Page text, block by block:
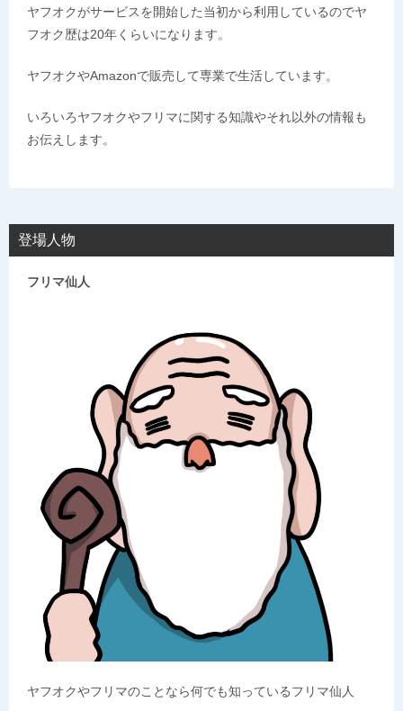
ヤフオクがサービスを開始した当初から利用しているのでヤ
フオク歴は20年くらいになります。
ヤフオクやAmazonで販売して専業で生活しています。
いろいろヤフオクやフリマに関する知識やそれ以外の情報も
お伝えします。
登場人物
フリマ仙人
ヤフオクやフリマのことなら何でも知っているフリマ仙人